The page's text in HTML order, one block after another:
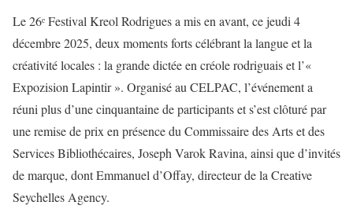
Le 26ᵉ Festival Kreol Rodrigues a mis en avant, ce jeudi 4
décembre 2025, deux moments forts célébrant la langue et la
créativité locales : la grande dictée en créole rodriguais et l’«
Expozision Lapintir ». Organisé au CELPAC, l’événement a
réuni plus d’une cinquantaine de participants et s’est clôturé par
une remise de prix en présence du Commissaire des Arts et des
Services Bibliothécaires, Joseph Varok Ravina, ainsi que d’invités
de marque, dont Emmanuel d’Offay, directeur de la Creative
Seychelles Agency.